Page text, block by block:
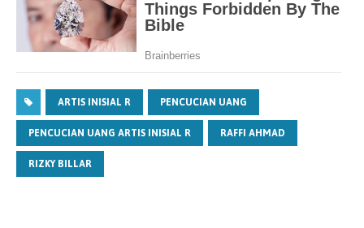
ARTIS INISIAL R PENCUCIAN UANG
PENCUCIAN UANG ARTIS INISIAL R RAFFI AHMAD
RIZKY BILLAR